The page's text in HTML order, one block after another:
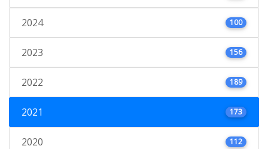
2024 100
2023 156
2022 189
2021 173
2020 112